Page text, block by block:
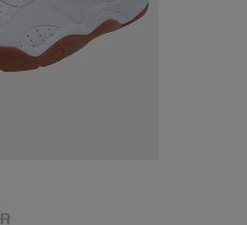
EUR
Aktionspreis: 179,99 EUR